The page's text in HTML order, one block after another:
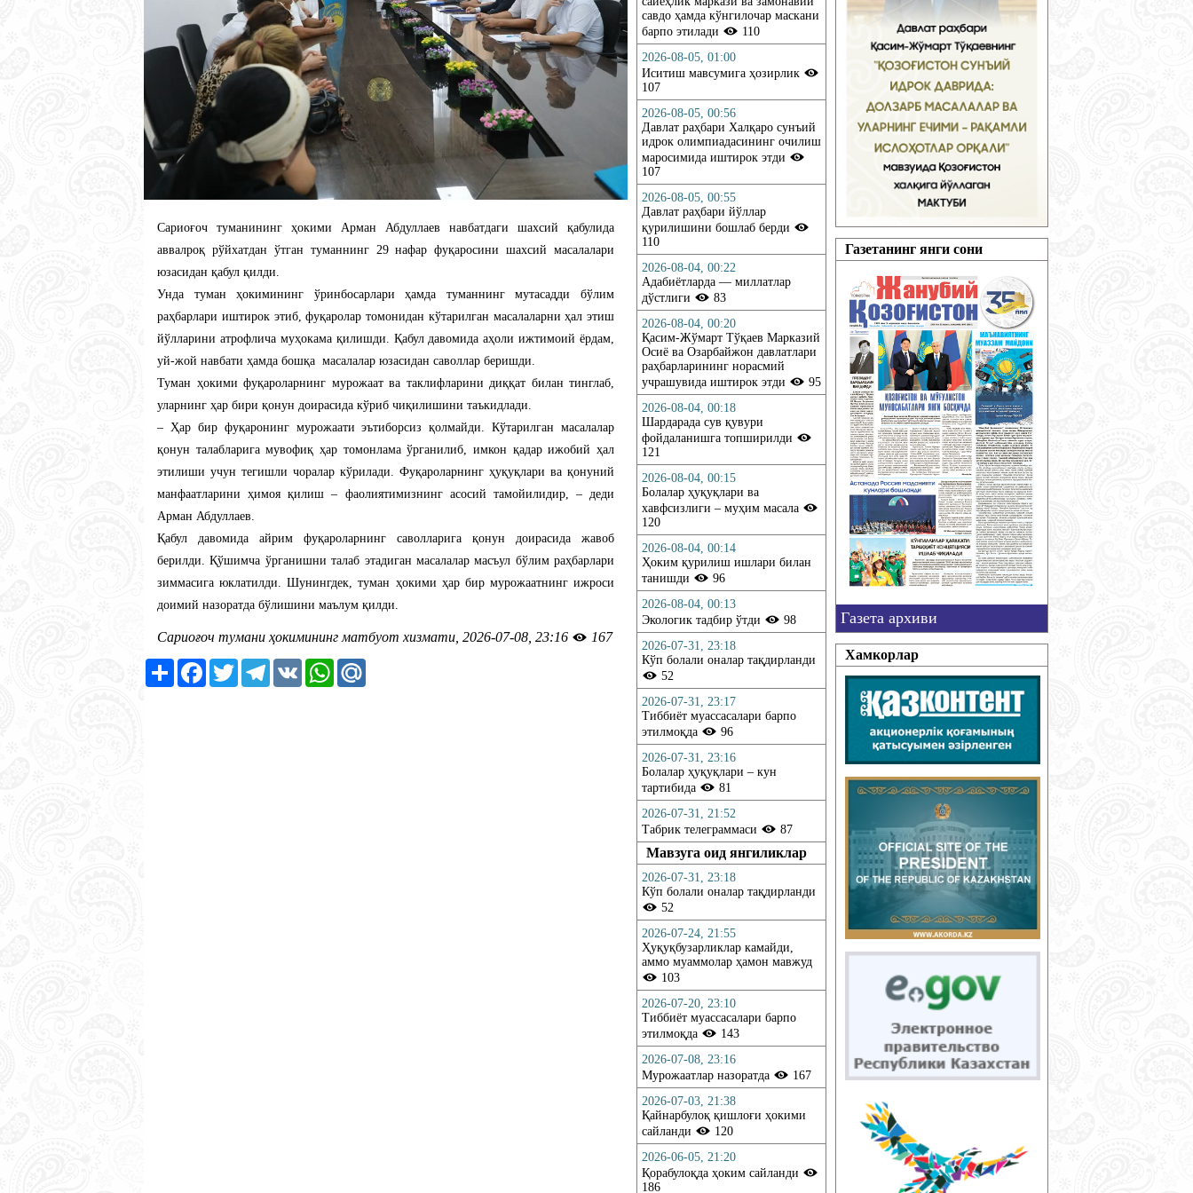
Сариоғоч туманининг ҳокими Арман Абдуллаев навбатдаги шахсий қабулида
аввалроқ рўйхатдан ўтган туманнинг 29 нафар фуқаросини шахсий масалалари
юзасидан қабул қилди.
Унда туман ҳокимининг ўринбосарлари ҳамда туманнинг мутасадди бўлим
раҳбарлари иштирок этиб, фуқаролар томонидан кўтарилган масалаларни ҳал этиш
йўлларини атрофлича муҳокама қилишди. Қабул давомида аҳоли ижтимоий ёрдам,
уй-жой навбати ҳамда бошқа масалалар юзасидан саволлар беришди.
Туман ҳокими фуқароларнинг мурожаат ва таклифларини диққат билан тинглаб,
уларнинг ҳар бири қонун доирасида кўриб чиқилишини таъкидлади.
– Ҳар бир фуқаронинг мурожаати эътиборсиз қолмайди. Кўтарилган масалалар
қонун талабларига мувофиқ ҳар томонлама ўрганилиб, имкон қадар ижобий ҳал
этилиши учун тегишли чоралар кўрилади. Фуқароларнинг ҳуқуқлари ва қонуний
манфаатларини ҳимоя қилиш – фаолиятимизнинг асосий тамойилидир, – деди
Арман Абдуллаев.
Қабул давомида айрим фуқароларнинг саволларига қонун доирасида жавоб
берилди. Қўшимча ўрганишни талаб этадиган масалалар масъул бўлим раҳбарлари
зиммасига юклатилди. Шунингдек, туман ҳокими ҳар бир мурожаатнинг ижроси
доимий назоратда бўлишини маълум қилди.
Сариоғоч тумани ҳокимининг матбуот хизмати, 2026-07-08, 23:16
167
РесурсFacebook
TwitterTelegram
VK WhatsApp
савдо ҳамда кўнгилочар маскани
барпо этилади
110
2026-08-05, 01:00
Иситиш мавсумига ҳозирлик
107
2026-08-05, 00:56
Давлат раҳбари Халқаро сунъий
идрок олимпиадасининг очилиш
маросимида иштирок этди
107
2026-08-05, 00:55
Давлат раҳбари йўллар
қурилишини бошлаб берди
110
2026-08-04, 00:22
Адабиётларда — миллатлар
дўстлиги
83
2026-08-04, 00:20
Қасим-Жўмарт Тўқаев Марказий
Осиё ва Озарбайжон давлатлари
раҳбарларининг норасмий
учрашувида иштирок этди
95
2026-08-04, 00:18
Шардарада сув қувури
фойдаланишга топширилди
121
2026-08-04, 00:15
Болалар ҳуқуқлари ва
хавфсизлиги – муҳим масала
120
2026-08-04, 00:14
Ҳоким қурилиш ишлари билан
танишди
96
2026-08-04, 00:13
Экологик тадбир ўтди
98
2026-07-31, 23:18
Кўп болали оналар тақдирланди
52
2026-07-31, 23:17
Тиббиёт муассасалари барпо
этилмоқда
96
2026-07-31, 23:16
Болалар ҳуқуқлари – кун
тартибида
81
2026-07-31, 21:52
Табрик телеграммаси
87
Мавзуга оид янгиликлар
2026-07-31, 23:18
Кўп болали оналар тақдирланди
52
2026-07-24, 21:55
Ҳуқуқбузарликлар камайди,
аммо муаммолар ҳамон мавжуд
103
2026-07-20, 23:10
Тиббиёт муассасалари барпо
этилмоқда
143
2026-07-08, 23:16
Мурожаатлар назоратда
167
2026-07-03, 21:38
Қайнарбулоқ қишлоғи ҳокими
сайланди
120
2026-06-05, 21:20
Қорабулоқда ҳоким сайланди
186
Газетанинг янги сони
Газета архиви
Хамкорлар